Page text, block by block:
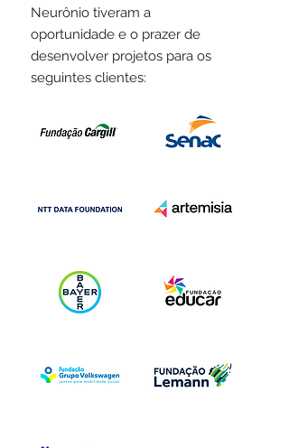
Neurônio tiveram a
oportunidade e o prazer de
desenvolver projetos para os
seguintes clientes: